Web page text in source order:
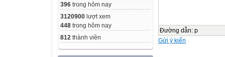
396 trong hôm nay
3120900 lượt xem
448 trong hôm nay
812 thành viên
Đường dẫn: p
Gửi ý kiến